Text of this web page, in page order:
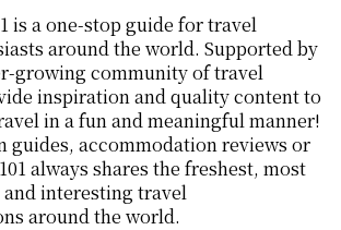
is a one-stop guide for travel
around the world. Supported by
growing community of travel
inspiration and quality content to
in a fun and meaningful manner!
guides, accommodation reviews or
always shares the freshest, most
interesting travel
around the world.